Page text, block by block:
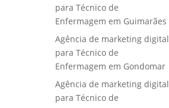
para Técnico de
Enfermagem em Guimarães
Agência de marketing digital
para Técnico de
Enfermagem em Gondomar
Agência de marketing digital
para Técnico de